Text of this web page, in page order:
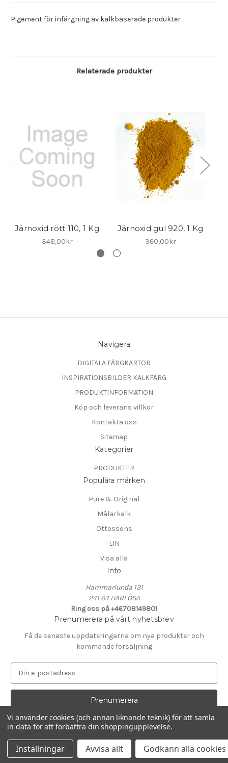
Pigement för infärgning av kalkbaserade produkter
Relaterade produkter
Järnoxid rött 110, 1 Kg
348,00kr
Järnoxid gul 920, 1 Kg
360,00kr
Navigera
DIGITALA FÄRGKARTOR
INSPIRATIONSBILDER KALKFÄRG
PRODUKTINFORMATION
Köp och leverans villkor
Kontakta oss
Sitemap
Kategorier
PRODUKTER
Populära märken
Pure & Original
Målarkalk
Ottossons
LIN
Visa alla
Info
Hammarlunda 131
241 64 HARLÖSA
Ring oss på +46708149801
Prenumerera på vårt nyhetsbrev
Få de senaste uppdateringarna om nya produkter och
kommande försäljning
p
t
a
d
Drivs av BigCommerce
© 2026 KALK i Hammarlunda
Vi använder cookies (och annan liknande teknik) för att samla
in data för att förbättra din shoppingupplevelse.
Inställningar Avvisa allt Godkänn alla cookies